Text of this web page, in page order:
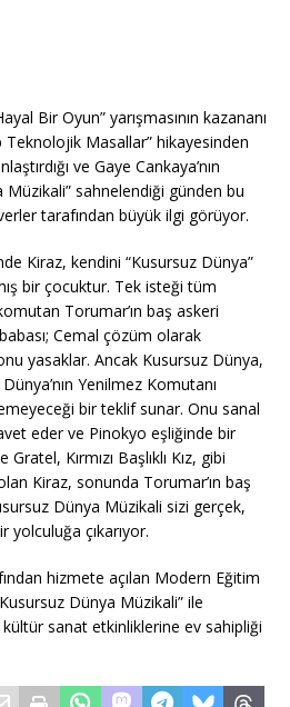
Bir Oyun” yarışmasının kazananı
Teknolojik Masallar” hikayesinden
ve Gaye Cankaya’nın
sahnelendiği günden bu
tarafından büyük ilgi görüyor.
Kiraz, kendini “Kusursuz Dünya”
bir çocuktur. Tek isteği tüm
Torumar’ın baş askeri
Cemal çözüm olarak
yasaklar. Ancak Kusursuz Dünya,
Yenilmez Komutanı
bir teklif sunar. Onu sanal
eder ve Pinokyo eşliğinde bir
Kırmızı Başlıklı Kız, gibi
Kiraz, sonunda Torumar’ın baş
Dünya Müzikali sizi gerçek,
yolculuğa çıkarıyor.
hizmete açılan Modern Eğitim
Dünya Müzikali” ile
sanat etkinliklerine ev sahipliği